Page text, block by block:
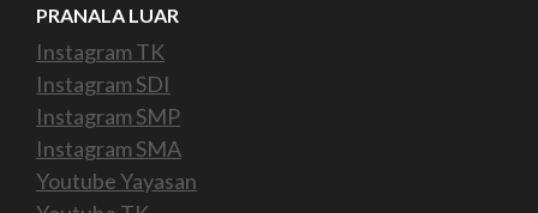
PRANALA LUAR
Instagram TK
Instagram SDI
Instagram SMP
Instagram SMA
Youtube Yayasan